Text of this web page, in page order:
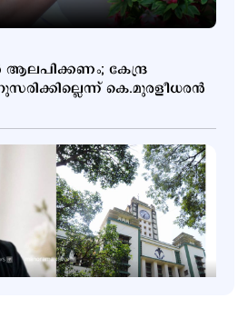
കേന്ദ്ര
കെ.മുരളീധരന്‍